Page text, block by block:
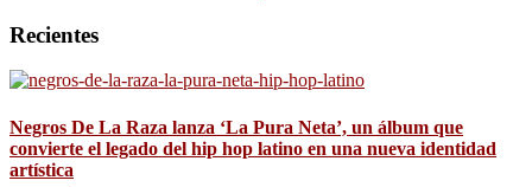
Recientes
Negros De La Raza lanza ‘La Pura Neta’, un álbum que
convierte el legado del hip hop latino en una nueva identidad
artística